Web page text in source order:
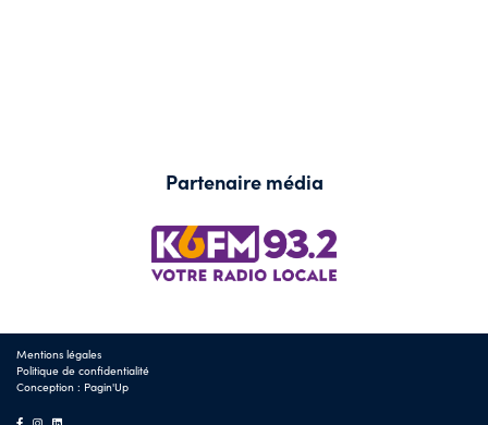
Partenaire média
Mentions légales
Politique de confidentialité
Conception : Pagin'Up